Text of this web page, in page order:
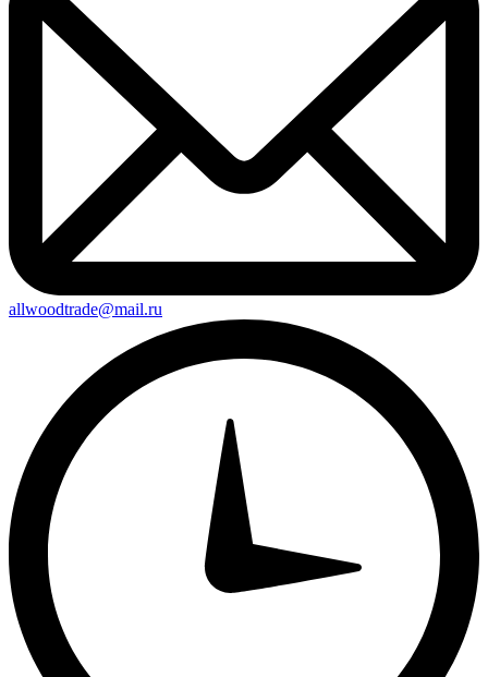
allwoodtrade@mail.ru